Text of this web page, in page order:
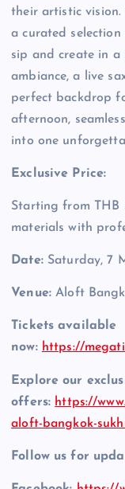
their artistic vision.
a curated
sip and create in a
ambiance, a live
perfect backdrop
afternoon,
into one
Exclusive Price:
Starting from THB
materials with
Date: Saturday, 7
Venue:Aloft
Tickets available
now: https://
Explore our
offers: https://
aloft-bangkok-
Follow us for